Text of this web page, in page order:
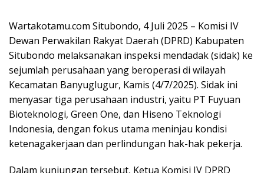
Wartakotamu.com Situbondo, 4 Juli 2025 – Komisi IV
Dewan Perwakilan Rakyat Daerah (DPRD) Kabupaten
Situbondo melaksanakan inspeksi mendadak (sidak) ke
sejumlah perusahaan yang beroperasi di wilayah
Kecamatan Banyuglugur, Kamis (4/7/2025). Sidak ini
menyasar tiga perusahaan industri, yaitu PT Fuyuan
Bioteknologi, Green One, dan Hiseno Teknologi
Indonesia, dengan fokus utama meninjau kondisi
ketenagakerjaan dan perlindungan hak-hak pekerja.
Dalam kunjungan tersebut, Ketua Komisi IV DPRD